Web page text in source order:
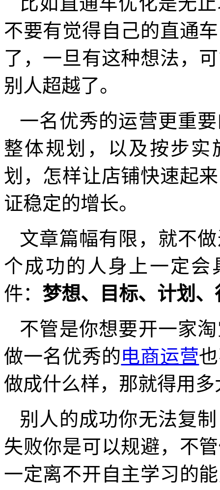
不要有觉得自己的直通
了，一旦有这种想法，
别人超越了。
一名优秀的运营更重
整体规划，以及按步实
划，怎样让店铺快速起
证稳定的增长。
文章篇幅有限，就不
个成功的人身上一定会
件： 梦想、目标、计划
不管是你想要开一家
做一名优秀的电商运营
做成什么样，那就得用
别人的成功你无法复
失败你是可以规避，不
一定离不开自主学习的